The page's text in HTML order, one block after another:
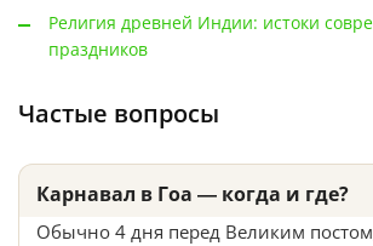
Религия древней Индии: истоки
праздников
Частые вопросы
Карнавал в Гоа — когда и где?
Обычно 4 дня перед Великим